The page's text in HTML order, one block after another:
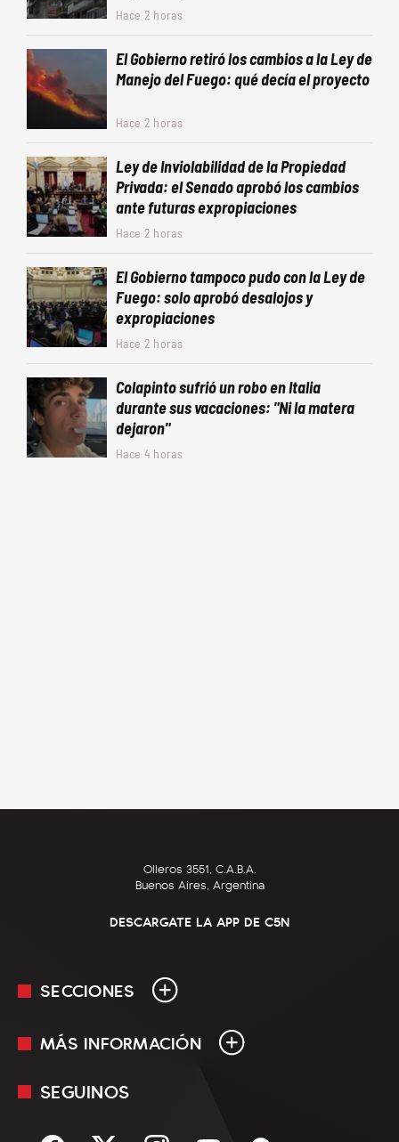
Hace 2 horas
El Gobierno retiró los cambios a la Ley de
Manejo del Fuego: qué decía el proyecto
Hace 2 horas
Ley de Inviolabilidad de la Propiedad
Privada: el Senado aprobó los cambios
ante futuras expropiaciones
Hace 2 horas
El Gobierno tampoco pudo con la Ley de
Fuego: solo aprobó desalojos y
expropiaciones
Hace 2 horas
Colapinto sufrió un robo en Italia
durante sus vacaciones: "Ni la matera
dejaron"
Hace 4 horas
Olleros 3551, C.A.B.A.
Buenos Aires, Argentina
DESCARGATE LA APP DE C5N
SECCIONES
En Vivo
MÁS INFORMACIÓN
Mediakit
Términos y condiciones
SEGUINOS